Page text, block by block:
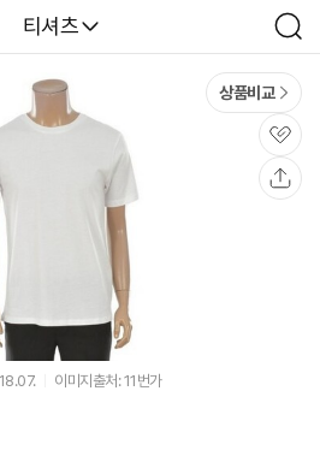
다나와
티셔츠
검
색
상품비교
관
심
이미지출처: 11번가